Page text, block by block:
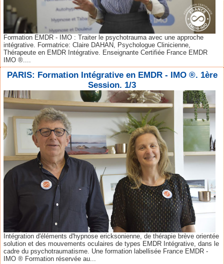
Formation EMDR - IMO : Traiter le psychotrauma avec une approche
intégrative. Formatrice: Claire DAHAN, Psychologue Clinicienne,
Thérapeute en EMDR Intégrative. Enseignante Certifiée France EMDR
IMO ®....
PARIS: Formation Intégrative en EMDR - IMO ®. 1ère
Session. 1/3
Intégration d'éléments d'hypnose ericksonienne, de thérapie brève orientée
solution et des mouvements oculaires de types EMDR Intégrative, dans le
cadre du psychotraumatisme. Une formation labellisée France EMDR -
IMO ® Formation réservée au...